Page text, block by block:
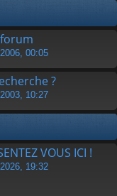
e
00:05
?
10:27
VOUS ICI !
19:32